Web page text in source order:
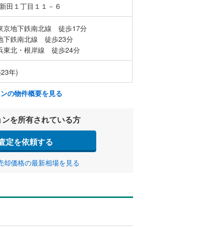
田１丁目１１－６
京地下鉄南北線 徒歩17分
下鉄南北線 徒歩23分
東北・根岸線 徒歩24分
年)
の物件概要を見る
を所有されている方
定を依頼する
却価格の最新相場を見る